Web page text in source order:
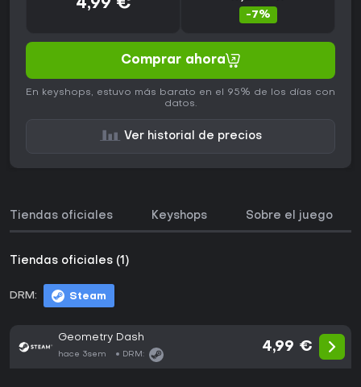
4,99 €
-7%
Comprar ahora
En keyshops, estuvo más barato en el 95% de los días con
datos.
Ver historial de precios
Tiendas oficiales Keyshops Sobre el juego
Tiendas oficiales (1)
DRM: Steam
Geometry Dash
hace 3sem DRM:
4,99 €